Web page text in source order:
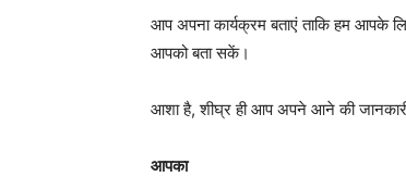
आप अपना कार्यक्रम बताएं ताकि हम आपके
आपको बता सकें।
आशा है, शीघ्र ही आप अपने आने की
आपका